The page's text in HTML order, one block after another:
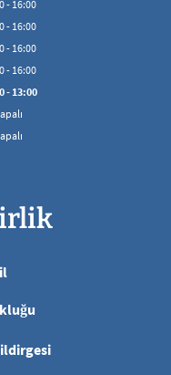
- 16:00
08:00'den 16:00'ya kadar
- 16:00
08:00'den 16:00'ya kadar
- 16:00
08:00'den 16:00'ya kadar
- 16:00
08:00'den 16:00'ya kadar
-13:00
08:00 - 13:00 arası